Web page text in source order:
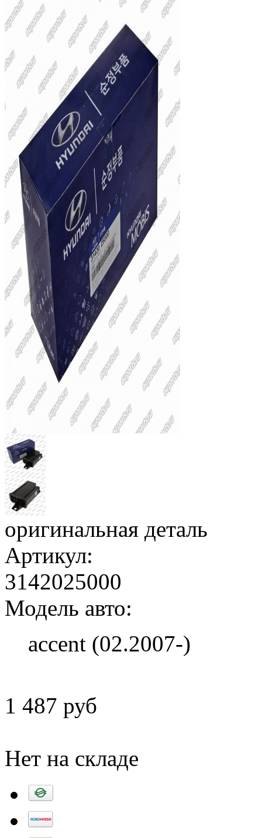
оригинальная деталь
Артикул:
3142025000
Модель авто:
accent (02.2007-)
1 487 руб
Нет на складе